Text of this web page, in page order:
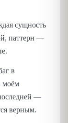
сущность
паттерн —
в
моём
—
верным.